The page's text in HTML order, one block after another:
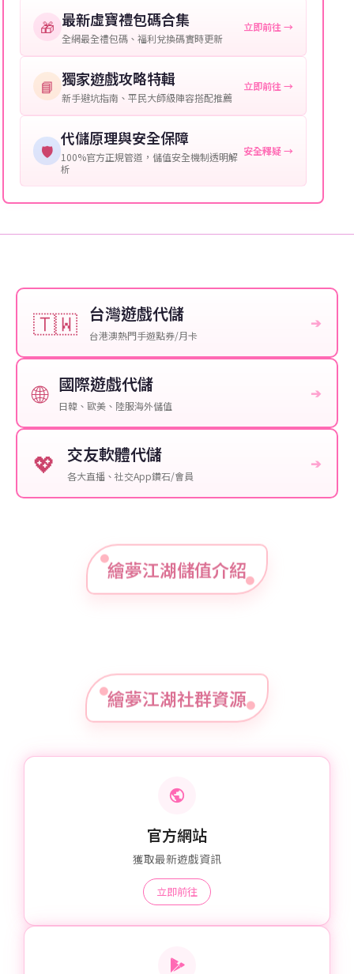
提供這些信息能幫助我們更快地處理您的代儲需求，確
保您盡享遊戲樂趣！
🎁 最新虛寶禮包碼合集
全網最全禮包碼、福利兌換碼實時更新
立即前往 →
📘 獨家遊戲攻略特輯
新手避坑指南、平民大師級陣容搭配推薦
立即前往 →
🛡️
代儲原理與安全保障
100%官方正規管道，儲值安全機制透明解
析
安全釋疑 →
🇹🇼 台灣遊戲代儲
台港澳熱門手遊點券/月卡
➔
🌐 國際遊戲代儲
日韓、歐美、陸服海外儲值
➔
💖 交友軟體代儲
各大直播、社交App鑽石/會員
➔
繪夢江湖儲值介紹
繪夢江湖社群資源
官方網站
獲取最新遊戲資訊
立即前往